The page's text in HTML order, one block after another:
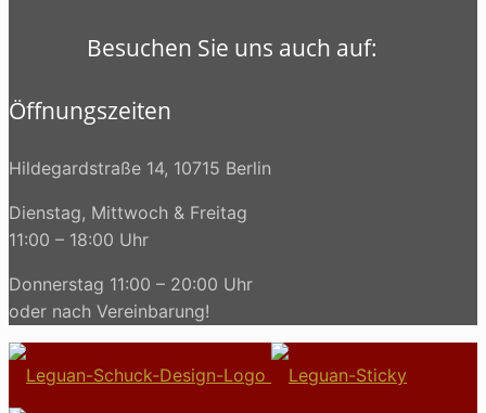
Besuchen Sie uns auch auf:
Öffnungszeiten
Hildegardstraße 14, 10715 Berlin
Dienstag, Mittwoch & Freitag
11:00 – 18:00 Uhr
Donnerstag 11:00 – 20:00 Uhr
oder nach Vereinbarung!